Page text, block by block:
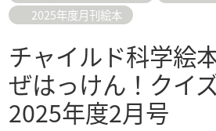
2025年度月刊絵本
チャイルド科学絵
ぜはっけん！クイ
2025年度2月号